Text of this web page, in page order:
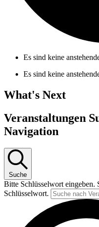
Es sind keine
Es sind keine
What's Next
Veranstaltungen
Navigation
Suche
Bitte Schlüsselwort eingeben.
Schlüsselwort.